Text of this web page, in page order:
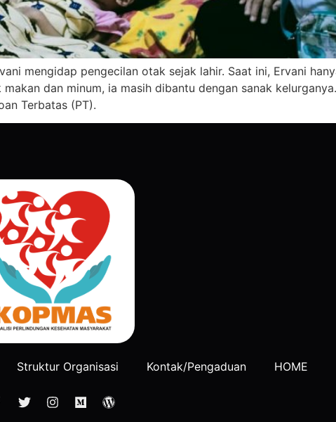
mengidap pengecilan otak sejak lahir. Saat ini, Ervani
dan minum, ia masih dibantu dengan sanak
Terbatas (PT).
Struktur Organisasi Kontak/Pengaduan HOME